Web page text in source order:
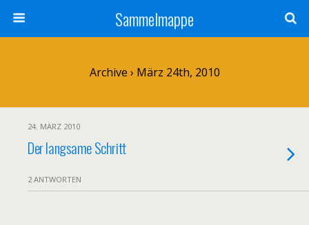
Sammelmappe
Archive › März 24th, 2010
24. MÄRZ 2010
Der langsame Schritt
2 ANTWORTEN